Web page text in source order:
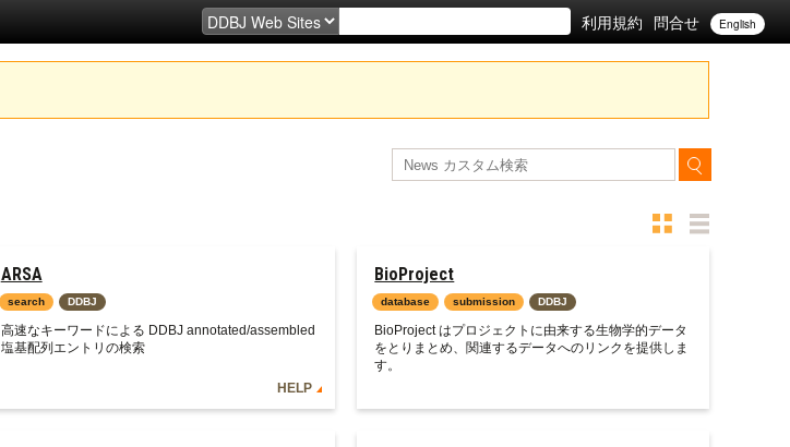
利用規約 問合せ English
ARSA
search DDBJ
高速なキーワードによる DDBJ annotated/assembled
塩基配列エントリの検索
HELP
BioProject
database submission DDBJ
BioProject はプロジェクトに由来する生物学的データ
をとりまとめ、関連するデータへのリンクを提供しま
す。